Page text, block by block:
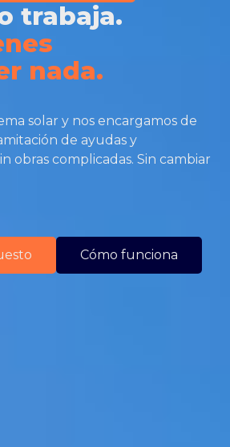
trabaja.
nada.
solar y nos encargamos de
de ayudas y
obras complicadas. Sin cambiar
Cómo funciona